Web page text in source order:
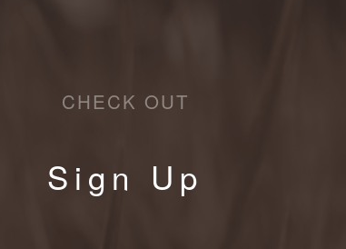
CHECK OUT
Sign Up